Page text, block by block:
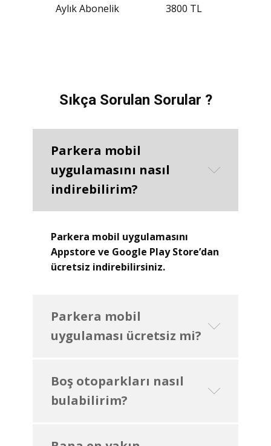
Aylık Abonelik 3800 TL
Sıkça Sorulan Sorular ?
Parkera mobil
uygulamasını nasıl
indirebilirim?
Parkera mobil uygulamasını
Appstore ve Google Play Store’dan
ücretsiz indirebilirsiniz.
Parkera mobil
uygulaması ücretsiz mi?
Boş otoparkları nasıl
bulabilirim?